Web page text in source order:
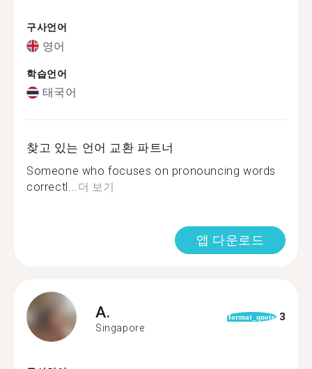
구사언어
영어
학습언어
태국어
찾고 있는 언어 교환 파트너
Someone who focuses on pronouncing words
correctl...더 보기
앱 다운로드
A.
Singapore
format_quote 3